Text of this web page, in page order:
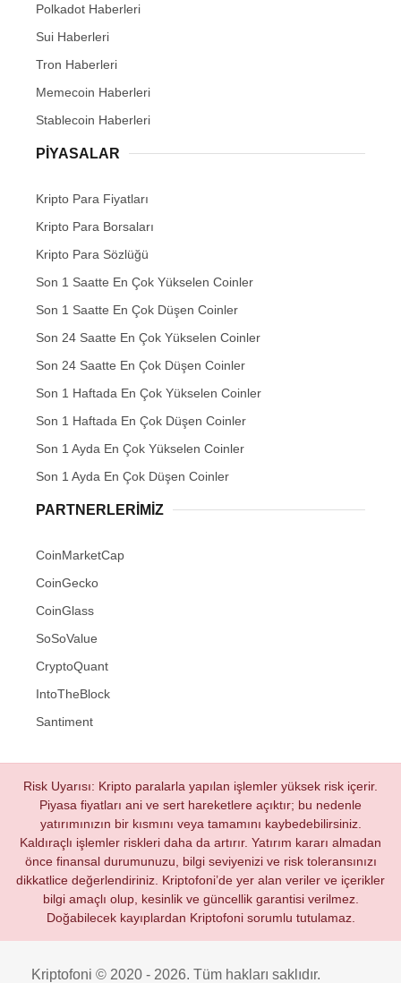
Polkadot Haberleri
Sui Haberleri
Tron Haberleri
Memecoin Haberleri
Stablecoin Haberleri
PIYASALAR
Kripto Para Fiyatları
Kripto Para Borsaları
Kripto Para Sözlüğü
Son 1 Saatte En Çok Yükselen Coinler
Son 1 Saatte En Çok Düşen Coinler
Son 24 Saatte En Çok Yükselen Coinler
Son 24 Saatte En Çok Düşen Coinler
Son 1 Haftada En Çok Yükselen Coinler
Son 1 Haftada En Çok Düşen Coinler
Son 1 Ayda En Çok Yükselen Coinler
Son 1 Ayda En Çok Düşen Coinler
PARTNERLERIMIZ
CoinMarketCap
CoinGecko
CoinGlass
SoSoValue
CryptoQuant
IntoTheBlock
Santiment
Risk Uyarısı: Kripto paralarla yapılan işlemler yüksek risk içerir.
Piyasa fiyatları ani ve sert hareketlere açıktır; bu nedenle
yatırımınızın bir kısmını veya tamamını kaybedebilirsiniz.
Kaldıraçlı işlemler riskleri daha da artırır. Yatırım kararı almadan
önce finansal durumunuzu, bilgi seviyenizi ve risk toleransınızı
dikkatlice değerlendiriniz. Kriptofoni’de yer alan veriler ve içerikler
bilgi amaçlı olup, kesinlik ve güncellik garantisi verilmez.
Doğabilecek kayıplardan Kriptofoni sorumlu tutulamaz.
Kriptofoni © 2020 - 2026. Tüm hakları saklıdır.